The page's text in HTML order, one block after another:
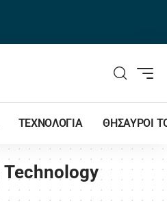
ΤΕΧΝΟΛΟΓΙΑ ΘΗΣΑΥΡΟΙ
Technology